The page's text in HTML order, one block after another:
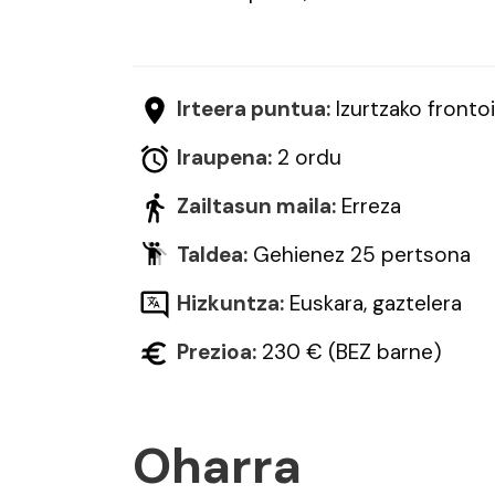
Irteera puntua: Izurtzako
Iraupena: 2 ordu
Zailtasun maila: Erreza
Taldea: Gehienez 25 pertsona
Hizkuntza: Euskara, gaztelera
Prezioa: 230 € (BEZ barne)
Oharra